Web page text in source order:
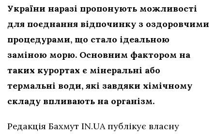
України наразі пропонують можливості
для поєднання відпочинку з оздоровчими
процедурами, що стало ідеальною
заміною морю. Основним фактором на
таких курортах є мінеральні або
термальні води, які завдяки хімічному
складу впливають на організм.
Редакція Бахмут IN.UA публікує власну